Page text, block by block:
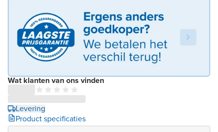
Wat klanten van ons vinden
Levering
Product specificaties